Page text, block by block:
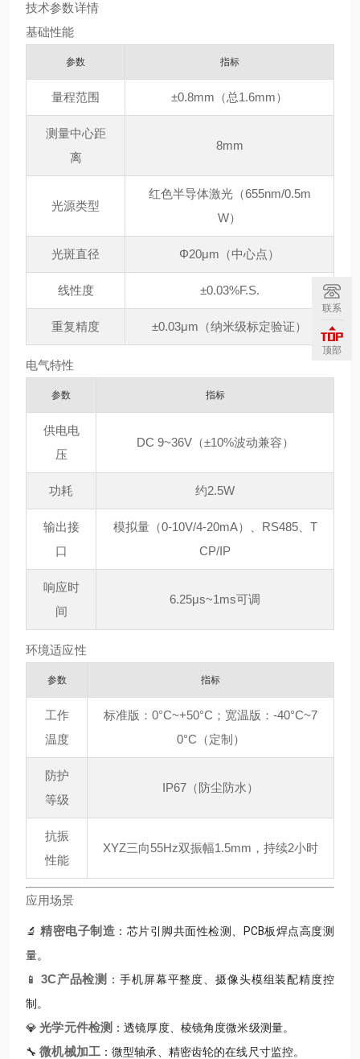
技术参数详情
基础性能
参数 指标
量程范围 ±0.8mm（总1.6mm）
测量中心距
离
8mm
光源类型
红色半导体激光（655nm/0.5m
W）
光斑直径 Φ20μm（中心点）
线性度 ±0.03%F.S.
重复精度 ±0.03μm（纳米级标定验证）
电气特性
参数 指标
供电电
压
DC 9~36V（±10%波动兼容）
功耗 约2.5W
输出接
口
模拟量（0-10V/4-20mA）、RS485、T
CP/IP
响应时
间
6.25μs~1ms可调
环境适应性
参数 指标
工作
温度
标准版：0°C~+50°C；宽温版：-40°C~7
0°C（定制）
防护
等级
IP67（防尘防水）
抗振
性能
XYZ三向55Hz双振幅1.5mm，持续2小时
应用场景
🔬精密电子制造 ：芯片引脚共面性检测、PCB板焊点高度测
量。
📱 3C产品检测
：手机屏幕平整度、摄像头模组装配精度控
制。
💎光学元件检测 ：透镜厚度、棱镜角度微米级测量。
🔧微机械加工：微型轴承、精密齿轮的在线尺寸监控。
联系
顶部